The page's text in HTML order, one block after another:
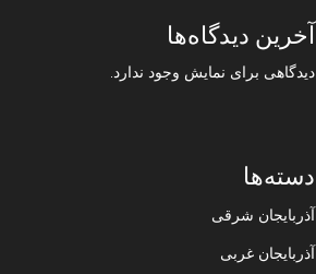
آخرین دیدگاه‌ها
دیدگاهی برای نمایش وجود ندارد.
دسته‌ها
آذربایجان شرقی
آذربایجان غربی